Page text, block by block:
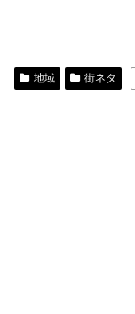
地域 街ネタ